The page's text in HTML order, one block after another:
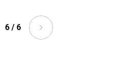
6 / 6